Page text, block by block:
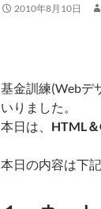
2010年8月10日
基金訓練(Webデ
いりました。
本日は、 HTML
本日の内容は下